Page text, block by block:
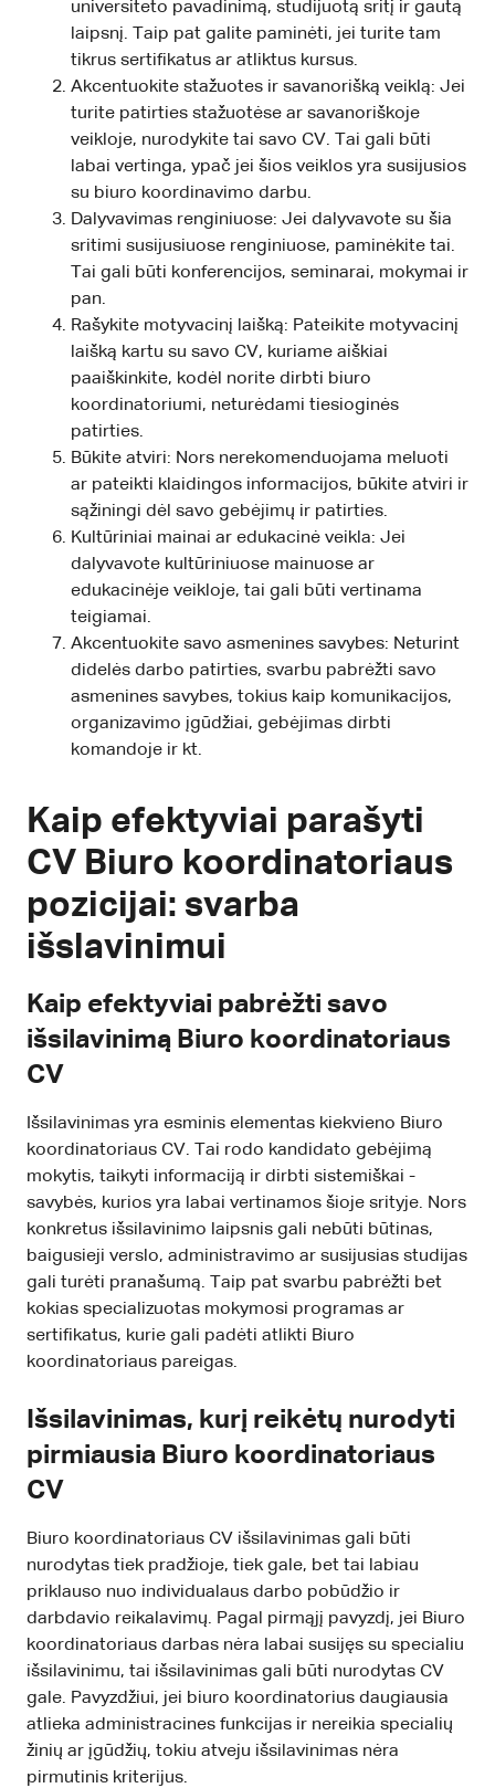
universiteto pavadinimą, studijuotą sritį ir gautą
laipsnį. Taip pat galite paminėti, jei turite tam
tikrus sertifikatus ar atliktus kursus.
Akcentuokite stažuotes ir savanorišką veiklą: Jei
turite patirties stažuotėse ar savanoriškoje
veikloje, nurodykite tai savo CV. Tai gali būti
labai vertinga, ypač jei šios veiklos yra susijusios
su biuro koordinavimo darbu.
Dalyvavimas renginiuose: Jei dalyvavote su šia
sritimi susijusiuose renginiuose, paminėkite tai.
Tai gali būti konferencijos, seminarai, mokymai ir
pan.
Rašykite motyvacinį laišką: Pateikite motyvacinį
laišką kartu su savo CV, kuriame aiškiai
paaiškinkite, kodėl norite dirbti biuro
koordinatoriumi, neturėdami tiesioginės
patirties.
Būkite atviri: Nors nerekomenduojama meluoti
ar pateikti klaidingos informacijos, būkite atviri ir
sąžiningi dėl savo gebėjimų ir patirties.
Kultūriniai mainai ar edukacinė veikla: Jei
dalyvavote kultūriniuose mainuose ar
edukacinėje veikloje, tai gali būti vertinama
teigiamai.
Akcentuokite savo asmenines savybes: Neturint
didelės darbo patirties, svarbu pabrėžti savo
asmenines savybes, tokius kaip komunikacijos,
organizavimo įgūdžiai, gebėjimas dirbti
komandoje ir kt.
Kaip efektyviai parašyti
CV Biuro koordinatoriaus
pozicijai: svarba
išslavinimui
Kaip efektyviai pabrėžti savo
išsilavinimą Biuro koordinatoriaus
CV
Išsilavinimas yra esminis elementas kiekvieno Biuro
koordinatoriaus CV. Tai rodo kandidato gebėjimą
mokytis, taikyti informaciją ir dirbti sistemiškai -
savybės, kurios yra labai vertinamos šioje srityje. Nors
konkretus išsilavinimo laipsnis gali nebūti būtinas,
baigusieji verslo, administravimo ar susijusias studijas
gali turėti pranašumą. Taip pat svarbu pabrėžti bet
kokias specializuotas mokymosi programas ar
sertifikatus, kurie gali padėti atlikti Biuro
koordinatoriaus pareigas.
Išsilavinimas, kurį reikėtų nurodyti
pirmiausia Biuro koordinatoriaus
CV
Biuro koordinatoriaus CV išsilavinimas gali būti
nurodytas tiek pradžioje, tiek gale, bet tai labiau
priklauso nuo individualaus darbo pobūdžio ir
darbdavio reikalavimų. Pagal pirmąjį pavyzdį, jei Biuro
koordinatoriaus darbas nėra labai susijęs su specialiu
išsilavinimu, tai išsilavinimas gali būti nurodytas CV
gale. Pavyzdžiui, jei biuro koordinatorius daugiausia
atlieka administracines funkcijas ir nereikia specialių
žinių ar įgūdžių, tokiu atveju išsilavinimas nėra
pirmutinis kriterijus.